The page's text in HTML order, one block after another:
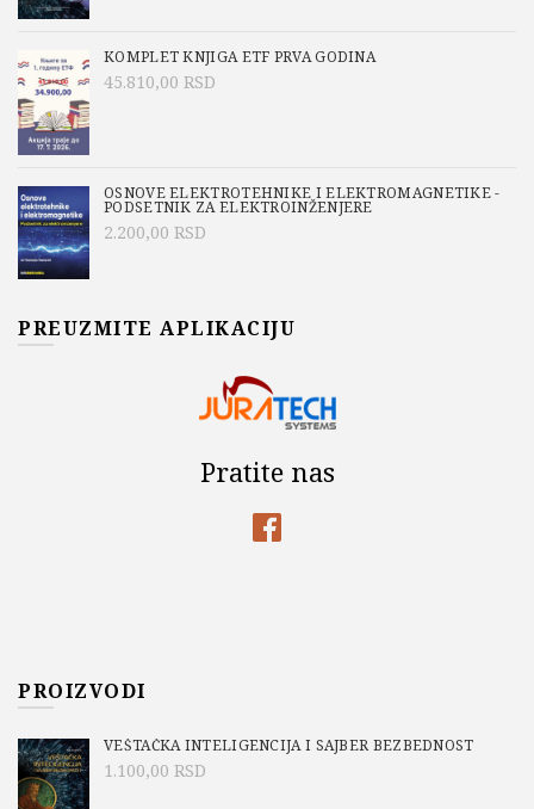
KOMPLET KNJIGA ETF PRVA GODINA
45.810,00 RSD
OSNOVE ELEKTROTEHNIKE I ELEKTROMAGNETIKE -
PODSETNIK ZA ELEKTROINŽENJERE
2.200,00 RSD
PREUZMITE APLIKACIJU
Pratite nas
PROIZVODI
VEŠTAČKA INTELIGENCIJA I SAJBER BEZBEDNOST
1.100,00 RSD